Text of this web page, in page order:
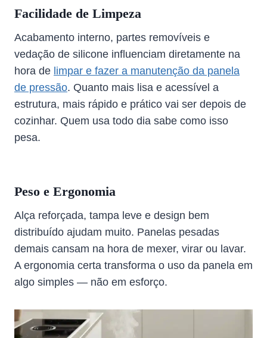
Facilidade de Limpeza
Acabamento interno, partes removíveis e
vedação de silicone influenciam diretamente na
hora de limpar e fazer a manutenção da panela
de pressão. Quanto mais lisa e acessível a
estrutura, mais rápido e prático vai ser depois de
cozinhar. Quem usa todo dia sabe como isso
pesa.
Peso e Ergonomia
Alça reforçada, tampa leve e design bem
distribuído ajudam muito. Panelas pesadas
demais cansam na hora de mexer, virar ou lavar.
A ergonomia certa transforma o uso da panela em
algo simples — não em esforço.